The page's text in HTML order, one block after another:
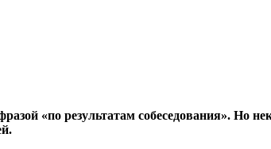
«по результатам собеседования». Но